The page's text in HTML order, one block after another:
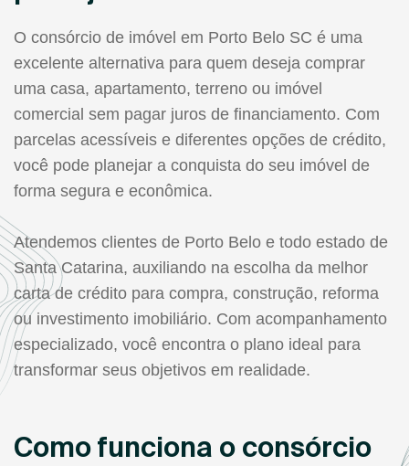
O consórcio de imóvel em Porto Belo SC é uma
excelente alternativa para quem deseja comprar
uma casa, apartamento, terreno ou imóvel
comercial sem pagar juros de financiamento. Com
parcelas acessíveis e diferentes opções de crédito,
você pode planejar a conquista do seu imóvel de
forma segura e econômica.
Atendemos clientes de Porto Belo e todo estado de
Santa Catarina, auxiliando na escolha da melhor
carta de crédito para compra, construção, reforma
ou investimento imobiliário. Com acompanhamento
especializado, você encontra o plano ideal para
transformar seus objetivos em realidade.
Como funciona o consórcio